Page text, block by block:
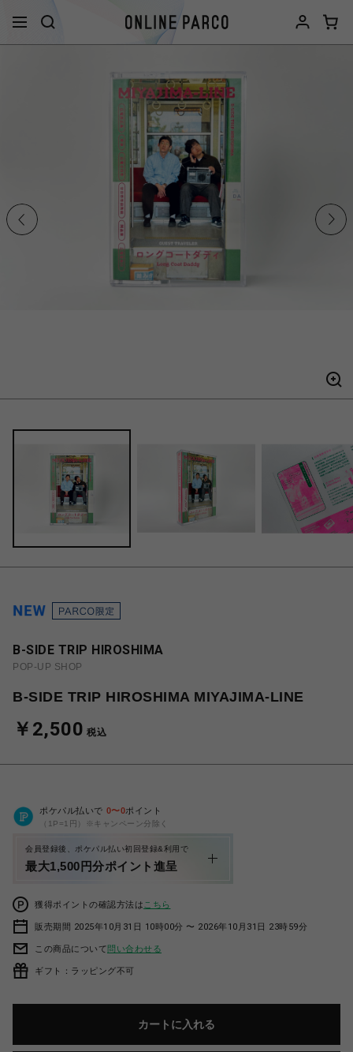
B-SIDE TRIP HIROSHIMA
POP-UP SHOP
B-SIDE TRIP HIROSHIMA MIYAJIMA-LINE
￥2,500 税込
ポケパル払いで 0〜0ポイント
（1P=1円）※キャンペーン分除く
会員登録後、ポケパル払い初回登録&利用で
最大1,500円分ポイント進呈
獲得ポイントの確認方法は こちら
販売期間 2025年10月31日 10時00分 〜 2026年10月31日 23時59分
この商品について問い合わせる
ギフト：ラッピング不可
カートに入れる